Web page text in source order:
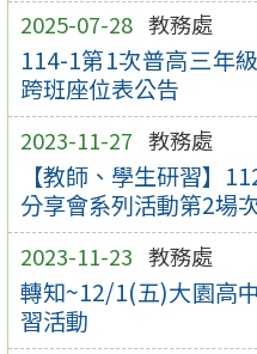
2025-07-28 教務處
114-1第1次普高三年
跨班座位表公告
2023-11-27 教務處
【教師、學生研習】
分享會系列活動第2場
2023-11-23 教務處
轉知~12/1(五)大園高
習活動